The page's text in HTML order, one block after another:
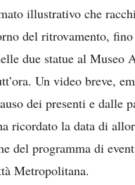
illustrativo che
del ritrovamento,
due statue al Museo
Un video breve,
dei presenti e dalle
ricordato la data di
del programma di
Metropolitana.